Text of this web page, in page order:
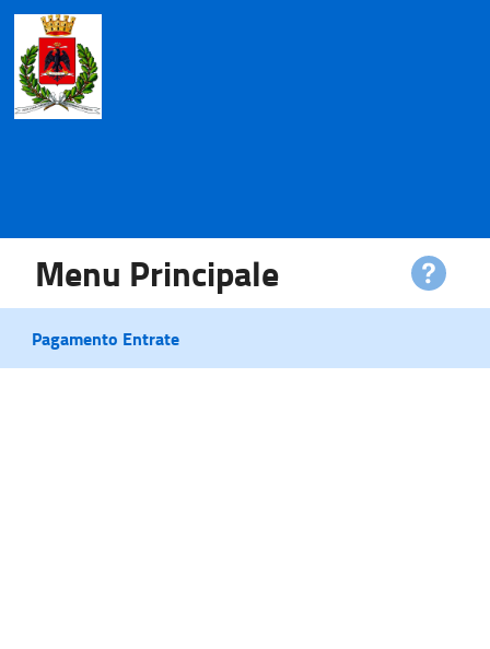
Menu Principale